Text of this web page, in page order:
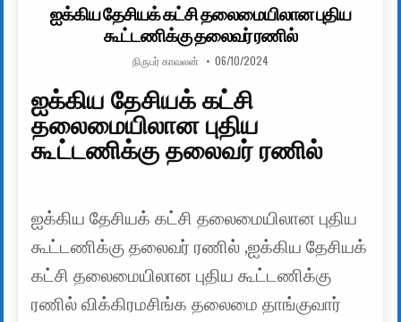
ஐக்கிய தேசியக் கட்சி தலைமையிலான புதிய
கூட்டணிக்கு தலைவர் ரணில்
AUTHOR:
நிருபர் காவலன் PUBLISHED DATE:
06/10/2024
ஐக்கிய தேசியக் கட்சி
தலைமையிலான புதிய
கூட்டணிக்கு தலைவர் ரணில்
ஐக்கிய தேசியக் கட்சி தலைமையிலான புதிய
கூட்டணிக்கு தலைவர் ரணில் ,ஐக்கிய தேசியக்
கட்சி தலைமையிலான புதிய கூட்டணிக்கு
ரணில் விக்கிரமசிங்க தலைமை தாங்குவார்